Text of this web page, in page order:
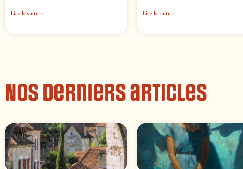
Lire la suite » Lire la suite »
Nos derniers articles